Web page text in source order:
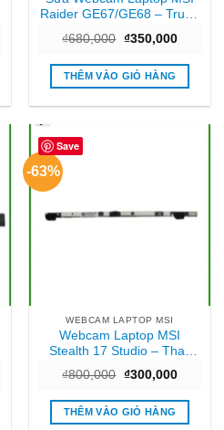
Raider GE67/GE68 – Trung
₫680,000 Giá
là:
₫680,000.
₫350,000Giá
tại
THÊM VÀO GIỎ HÀNG
Save
-63%
WEBCAM LAPTOP MSI
Webcam Laptop MSI
Stealth 17 Studio – Thay
₫800,000 Giá
là:
₫800,000.
₫300,000Giá
tại
THÊM VÀO GIỎ HÀNG